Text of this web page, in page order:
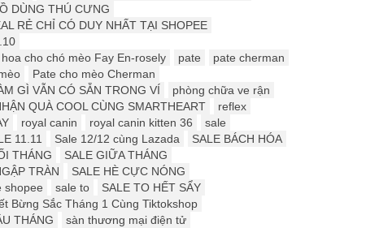
DÙNG THÚ CƯNG
RẺ CHỈ CÓ DUY NHẤT TẠI SHOPEE
cho chó mèo Fay En-rosely pate
pate cherman
Pate cho mèo Cherman
GÌ VẪN CÓ SẴN TRONG VÍ
phòng chữa ve rận
QUÀ COOL CÙNG SMARTHEART
reflex
royal canin royal canin kitten 36
sale
11.11 Sale 12/12 cùng Lazada
SALE BÁCH HÓA
THÁNG
SALE GIỮA THÁNG
TRÀN
SALE HÈ CỰC NÓNG
shopee sale to
SALE TO HẾT SẨY
Bừng Sắc Tháng 1 Cùng Tiktokshop
THÁNG
sàn thương mại điện tử